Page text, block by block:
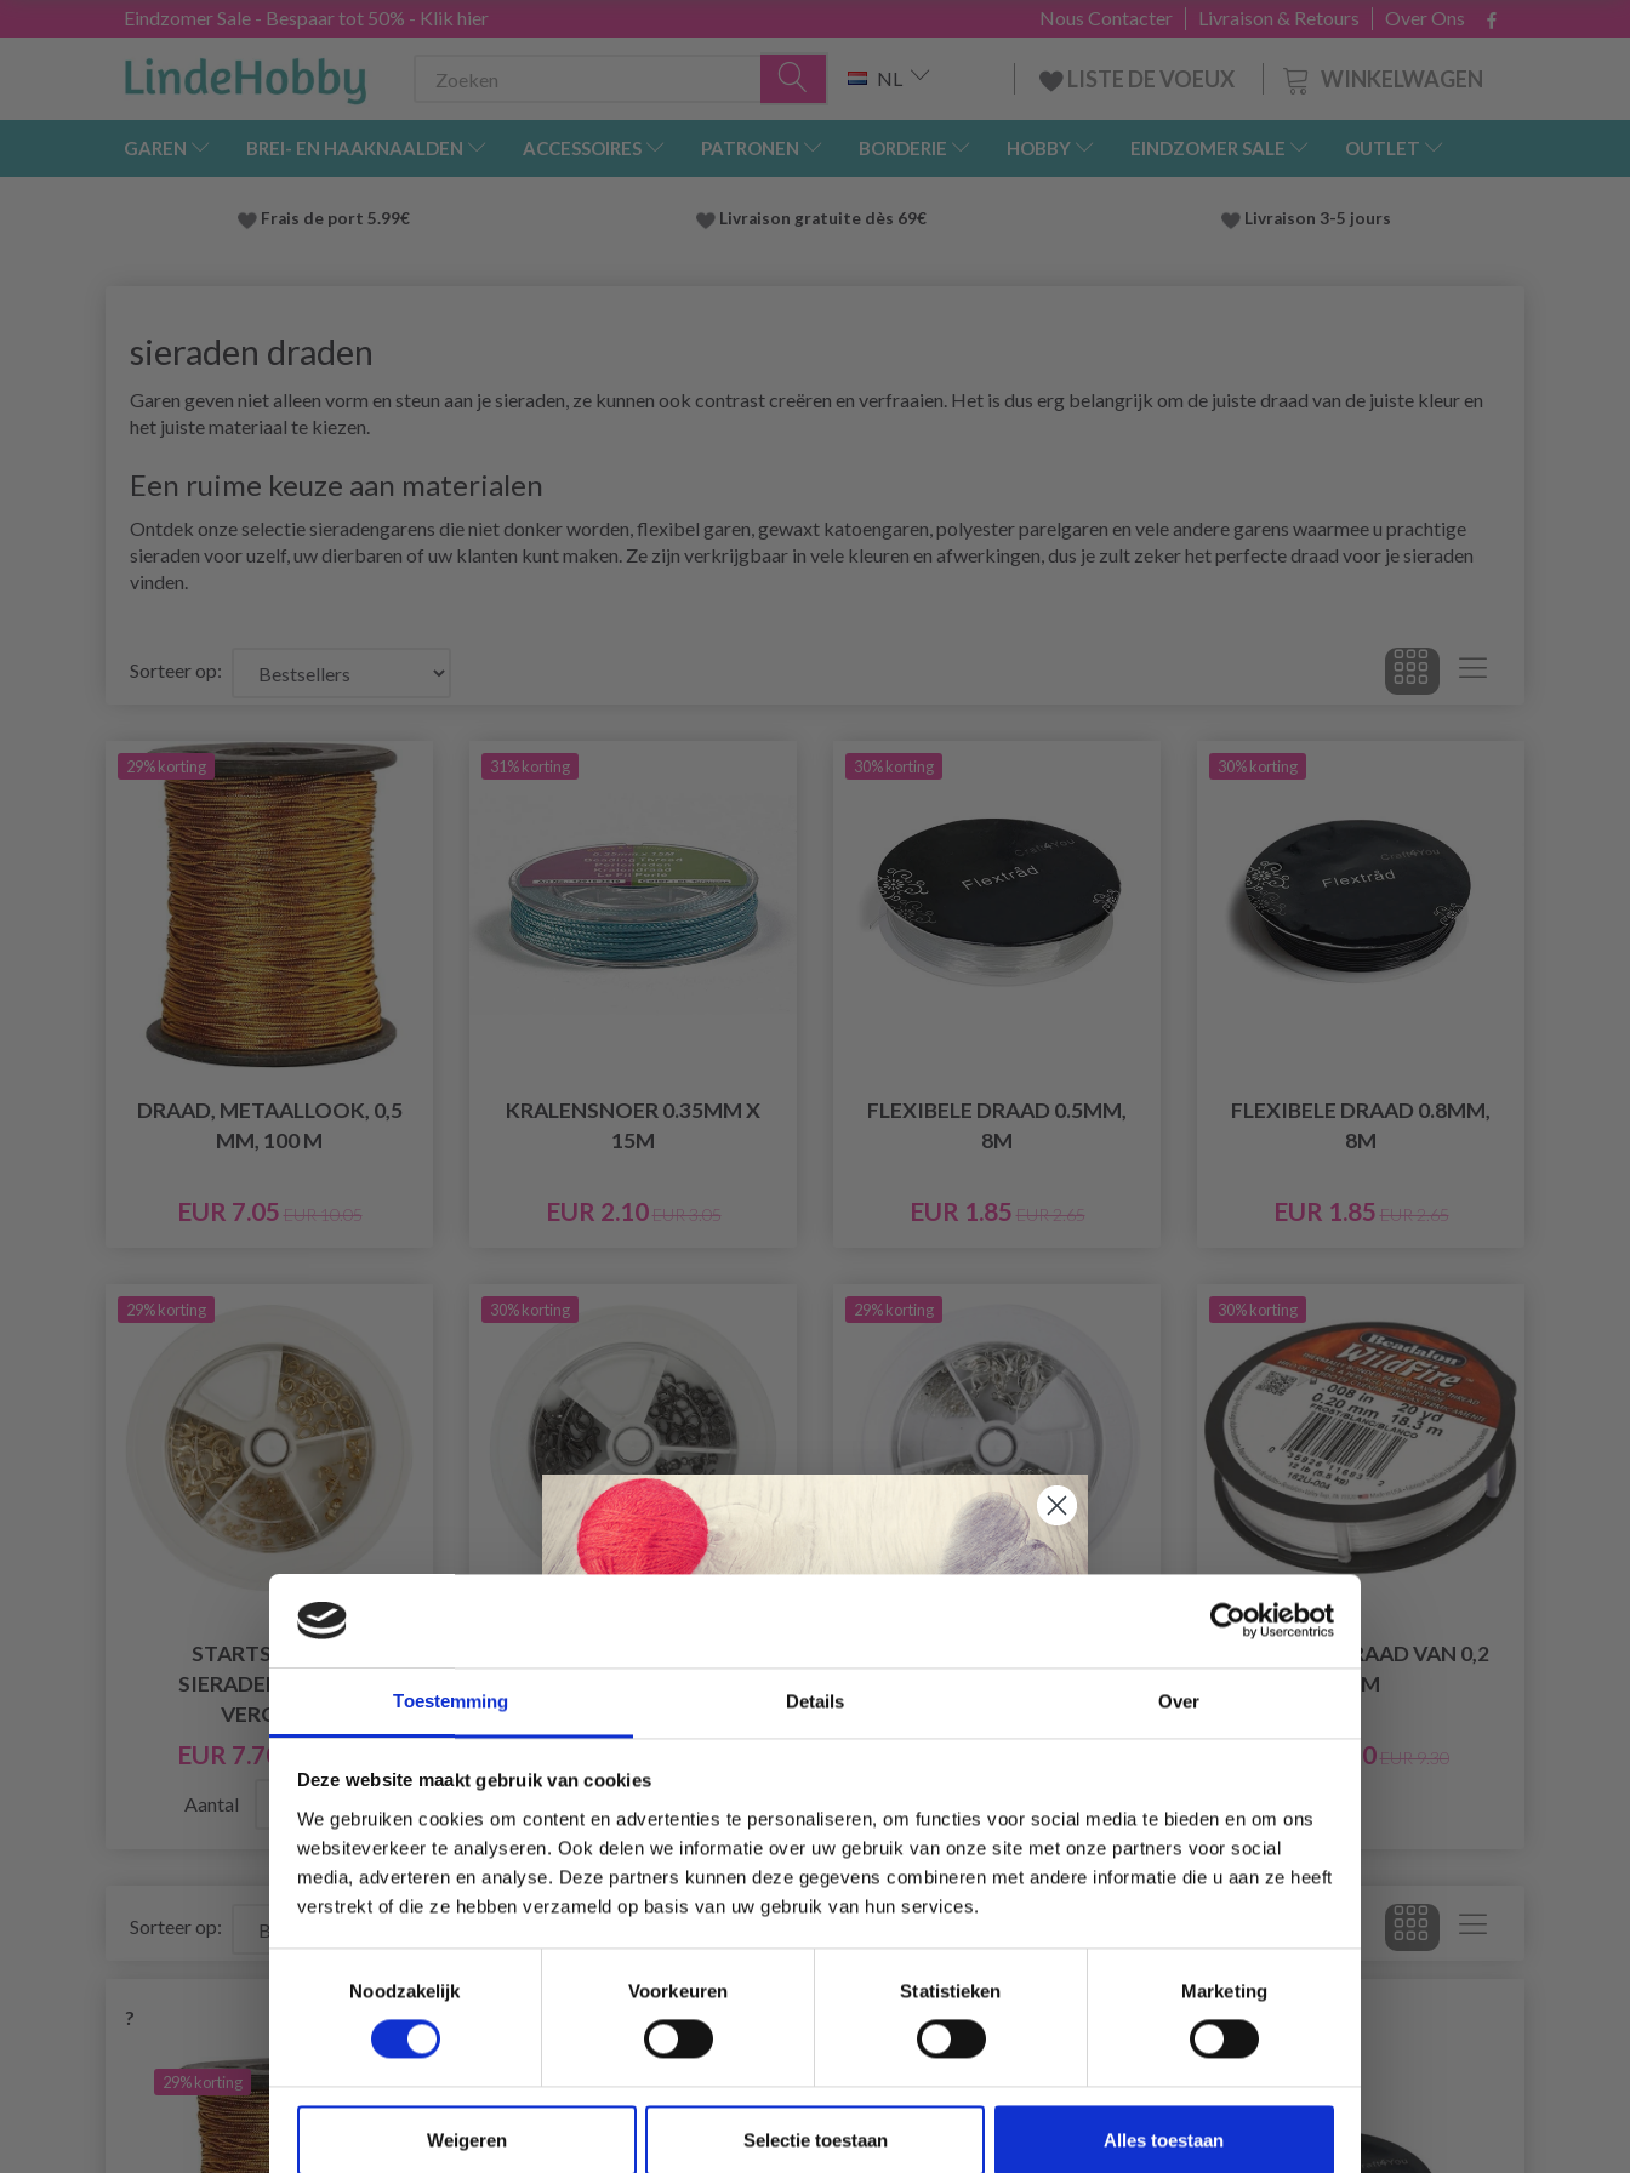
Toestemming Details Over
Deze website maakt gebruik van cookies
We gebruiken cookies om content en advertenties te personaliseren, om functies voor social media te bieden en om ons
websiteverkeer te analyseren. Ook delen we informatie over uw gebruik van onze site met onze partners voor social
media, adverteren en analyse. Deze partners kunnen deze gegevens combineren met andere informatie die u aan ze heeft
verstrekt of die ze hebben verzameld op basis van uw gebruik van hun services.
Noodzakelijk
Voorkeuren Statistieken Marketing
Weigeren Selectie toestaan Alles toestaan
Eindzomer Sale - Bespaar tot 50% - Klik hier Over Ons
Livraison & Retours
Nous Contacter
WINKELWAGEN
NL LISTE DE VOEUX
GAREN BREI- EN HAAKNAALDEN ACCESSOIRES PATRONEN BORDERIE HOBBY EINDZOMER SALE OUTLET
Frais de port 5.99€ Livraison gratuite dès 69€ Livraison 3-5 jours
sieraden draden
Garen geven niet alleen vorm en steun aan je sieraden, ze kunnen ook contrast creëren en verfraaien. Het is dus erg belangrijk om de juiste draad van de juiste kleur en
het juiste materiaal te kiezen.
Een ruime keuze aan materialen
Ontdek onze selectie sieradengarens die niet donker worden, flexibel garen, gewaxt katoengaren, polyester parelgaren en vele andere garens waarmee u prachtige
sieraden voor uzelf, uw dierbaren of uw klanten kunt maken. Ze zijn verkrijgbaar in vele kleuren en afwerkingen, dus je zult zeker het perfecte draad voor je sieraden
vinden.
Sorteer op:
29% korting
DRAAD, METAALLOOK, 0,5
MM, 100 M
EUR 7.05 EUR 10.05
31% korting
KRALENSNOER 0.35MM X
15M
EUR 2.10 EUR 3.05
30% korting
FLEXIBELE DRAAD 0.5MM,
8M
EUR 1.85 EUR 2.65
30% korting
FLEXIBELE DRAAD 0.8MM,
8M
EUR 1.85 EUR 2.65
29% korting
STARTSET MET
SIERADENDRAAD,
VERGULD
EUR 7.70
Aantal
30% korting 29% korting 30% korting
SIERADENDRAAD VAN 0,2
MM
EUR 6.50 EUR 9.30
Sorteer op:
?
29% korting 31% korting 30% korting 30% korting
Économisez jusqu'à 50 %
offres limitées en vous inscrivant à notre
newsletter gratuite !
Oui, inscrivez-moi !
Wil je liever nieuws ontvangen over onze